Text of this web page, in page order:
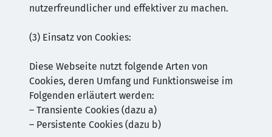
nutzerfreundlicher und effektiver zu machen.
(3) Einsatz von Cookies:
Diese Webseite nutzt folgende Arten von
Cookies, deren Umfang und Funktionsweise im
Folgenden erläutert werden:
– Transiente Cookies (dazu a)
– Persistente Cookies (dazu b)